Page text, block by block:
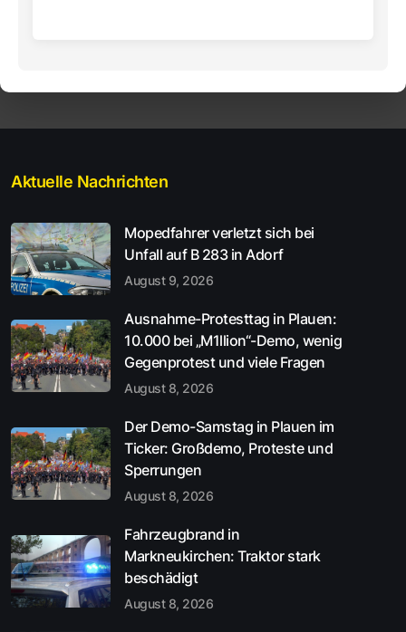
Aktuelle Nachrichten
Mopedfahrer verletzt sich bei
Unfall auf B 283 in Adorf
August 9, 2026
Ausnahme-Protesttag in Plauen:
10.000 bei „M1llion“-Demo, wenig
Gegenprotest und viele Fragen
August 8, 2026
Der Demo-Samstag in Plauen im
Ticker: Großdemo, Proteste und
Sperrungen
August 8, 2026
Fahrzeugbrand in
Markneukirchen: Traktor stark
beschädigt
August 8, 2026